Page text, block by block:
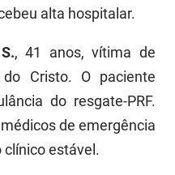
alta hospitalar.
, 41 anos, vítima de
do Cristo. O paciente
do resgate-PRF.
de emergência
clínico estável.